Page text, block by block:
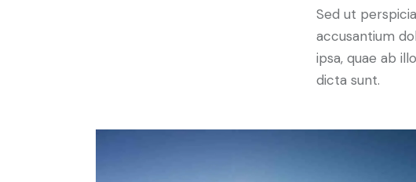
Sed ut
accusantium
ipsa, quae ab
dicta sunt.